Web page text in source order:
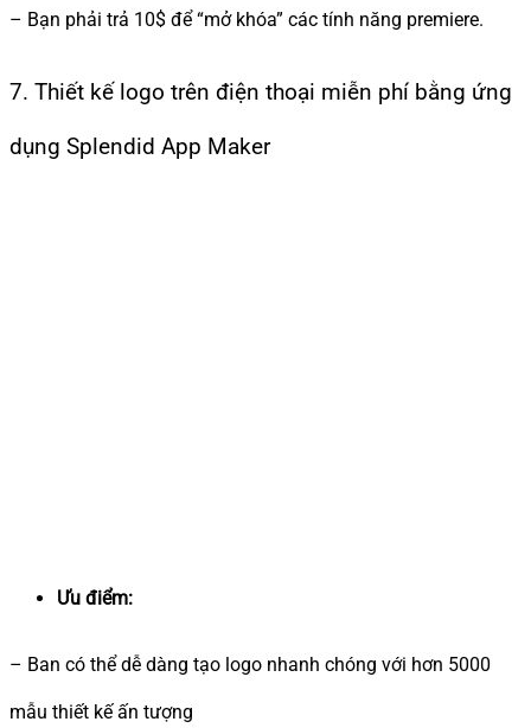
– Bạn phải trả 10$ để “mở khóa” các tính năng premiere.
7. Thiết kế logo trên điện thoại miễn phí bằng ứng
dụng Splendid App Maker
Ưu điểm:
– Ban có thể dễ dàng tạo logo nhanh chóng với hơn 5000
mẫu thiết kế ấn tượng